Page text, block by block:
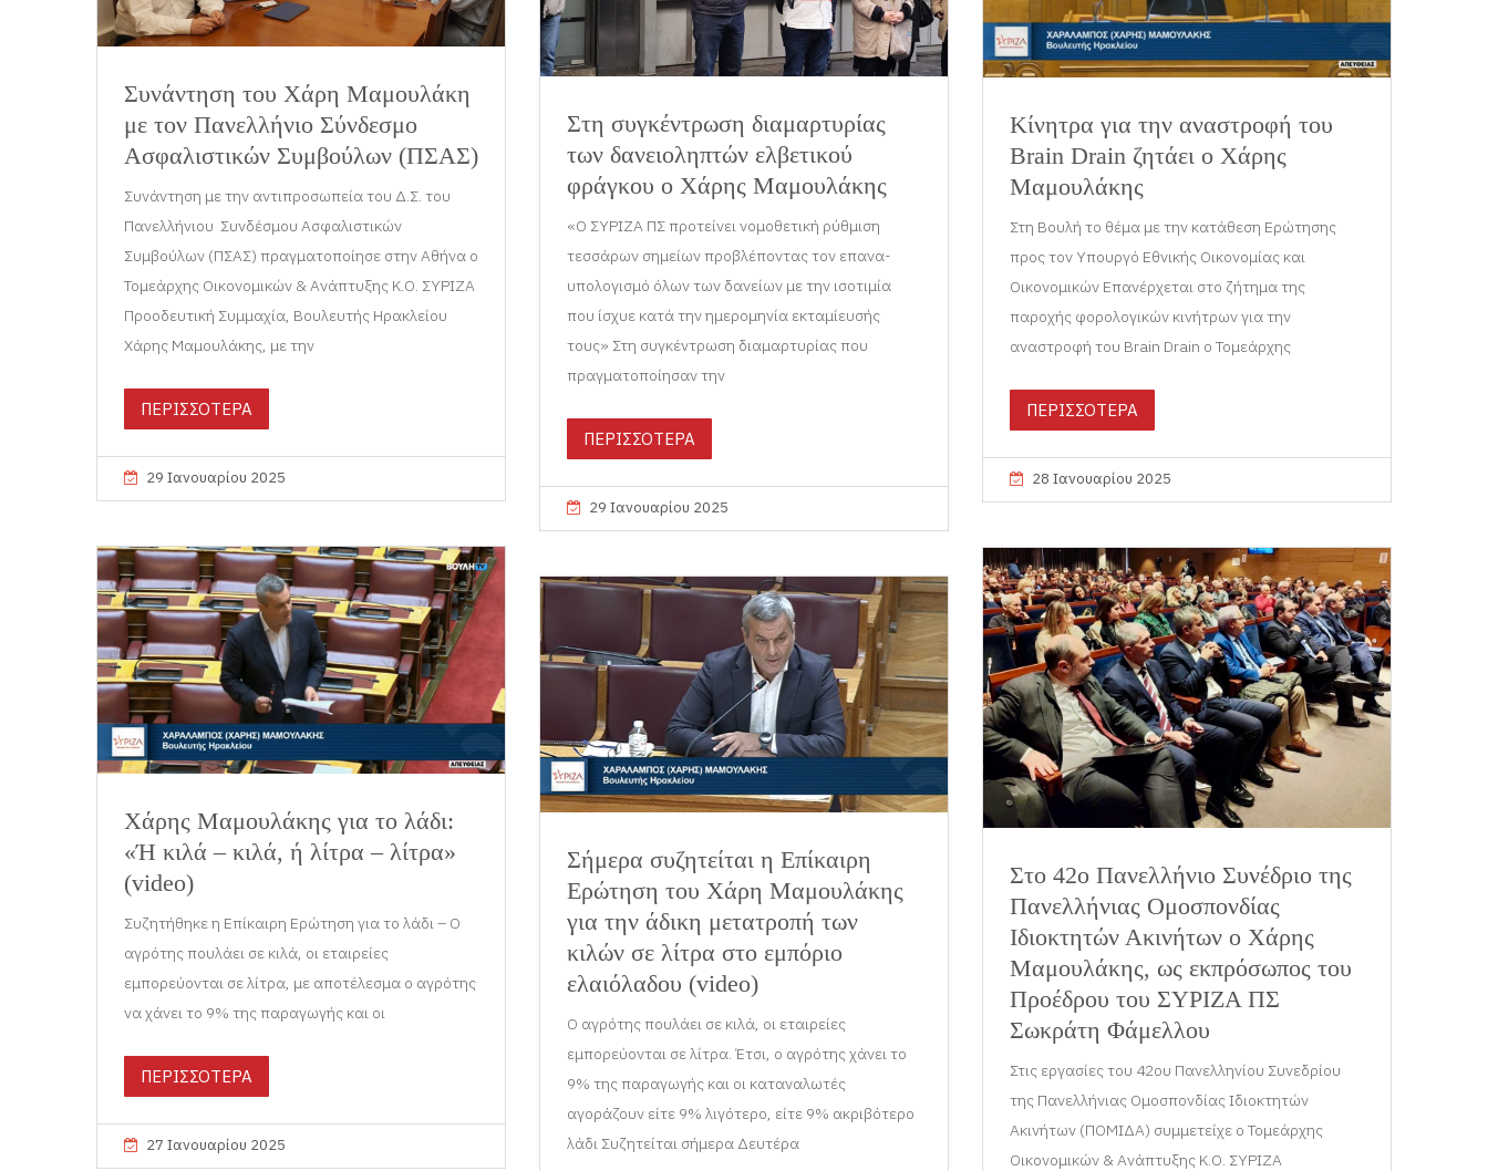
Συνάντηση του Χάρη Μαμουλάκη
με τον Πανελλήνιο Σύνδεσμο
Ασφαλιστικών Συμβούλων (ΠΣΑΣ)
Συνάντηση με την αντιπροσωπεία του Δ.Σ. του
Πανελλήνιου Συνδέσμου Ασφαλιστικών
Συμβούλων (ΠΣΑΣ) πραγματοποίησε στην Αθήνα ο
Τομεάρχης Οικονομικών & Ανάπτυξης Κ.Ο. ΣΥΡΙΖΑ
Προοδευτική Συμμαχία, Βουλευτής Ηρακλείου
Χάρης Μαμουλάκης, με την
ΠΕΡΙΣΣΟΤΕΡΑ
29 Ιανουαρίου 2025
Στη συγκέντρωση διαμαρτυρίας
των δανειοληπτών ελβετικού
φράγκου ο Χάρης Μαμουλάκης
«Ο ΣΥΡΙΖΑ ΠΣ προτείνει νομοθετική ρύθμιση
τεσσάρων σημείων προβλέποντας τον επανα-
υπολογισμό όλων των δανείων με την ισοτιμία
που ίσχυε κατά την ημερομηνία εκταμίευσής
τους» Στη συγκέντρωση διαμαρτυρίας που
πραγματοποίησαν την
ΠΕΡΙΣΣΟΤΕΡΑ
29 Ιανουαρίου 2025
Κίνητρα για την αναστροφή του
Brain Drain ζητάει ο Χάρης
Μαμουλάκης
Στη Βουλή το θέμα με την κατάθεση Ερώτησης
προς τον Υπουργό Εθνικής Οικονομίας και
Οικονομικών Επανέρχεται στο ζήτημα της
παροχής φορολογικών κινήτρων για την
αναστροφή του Brain Drain ο Τομεάρχης
ΠΕΡΙΣΣΟΤΕΡΑ
28 Ιανουαρίου 2025
Χάρης Μαμουλάκης για το λάδι:
«Ή κιλά – κιλά, ή λίτρα – λίτρα»
(video)
Συζητήθηκε η Επίκαιρη Ερώτηση για το λάδι – Ο
αγρότης πουλάει σε κιλά, οι εταιρείες
εμπορεύονται σε λίτρα, με αποτέλεσμα ο αγρότης
να χάνει το 9% της παραγωγής και οι
ΠΕΡΙΣΣΟΤΕΡΑ
27 Ιανουαρίου 2025
Στο 42ο Πανελλήνιο Συνέδριο της
Πανελλήνιας Ομοσπονδίας
Ιδιοκτητών Ακινήτων ο Χάρης
Μαμουλάκης, ως εκπρόσωπος του
Προέδρου του ΣΥΡΙΖΑ ΠΣ
Σωκράτη Φάμελλου
Στις εργασίες του 42ου Πανελληνίου Συνεδρίου
της Πανελλήνιας Ομοσπονδίας Ιδιοκτητών
Ακινήτων (ΠΟΜΙΔΑ) συμμετείχε ο Τομεάρχης
Οικονομικών & Ανάπτυξης Κ.Ο. ΣΥΡΙΖΑ
Σήμερα συζητείται η Επίκαιρη
Ερώτηση του Χάρη Μαμουλάκης
για την άδικη μετατροπή των
κιλών σε λίτρα στο εμπόριο
ελαιόλαδου (video)
Ο αγρότης πουλάει σε κιλά, οι εταιρείες
εμπορεύονται σε λίτρα. Έτσι, ο αγρότης χάνει το
9% της παραγωγής και οι καταναλωτές
αγοράζουν είτε 9% λιγότερο, είτε 9% ακριβότερο
λάδι Συζητείται σήμερα Δευτέρα